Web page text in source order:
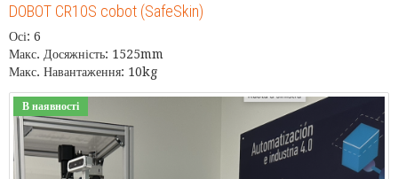
DOBOT CR10S cobot (SafeSkin)
Осі: 6
Макс. Досяжність: 1525mm
Макс. Навантаження: 10kg
В наявності